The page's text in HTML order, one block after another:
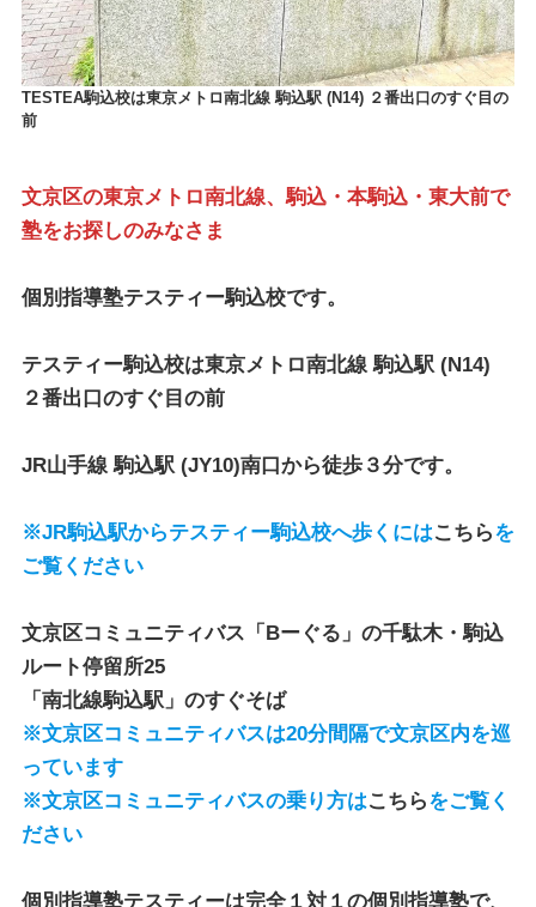
TESTEA駒込校は東京メトロ南北線 駒込駅 (N14) ２番出口のすぐ目の
前
文京区の東京メトロ南北線、駒込・本駒込・東大前で
塾をお探しのみなさま
個別指導塾テスティー駒込校です。
テスティー駒込校は東京メトロ南北線 駒込駅 (N14)
２番出口のすぐ目の前
JR山手線 駒込駅 (JY10)南口から徒歩３分です。
※JR駒込駅からテスティー駒込校へ歩くにはこちらを
ご覧ください
文京区コミュニティバス「Bーぐる」 の千駄木・駒込
ルート停留所25
「南北線駒込駅」のすぐそば
※文京区コミュニティバスは20分間隔で文京区内を巡
っています
※文京区コミュニティバスの乗り方はこちらをご覧く
ださい
個別指導塾テスティーは完全１対１の個別指導塾で、